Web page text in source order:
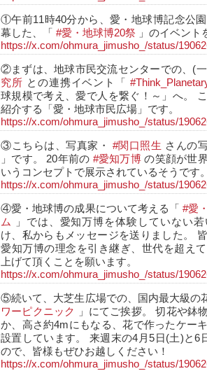
①午前11時40分から、愛・地球博記念公
幕した、「 #愛・地球博20祭 」のイベント
https://x.com/ohmura_jimusho_/status/
②まずは、地球市民交流センターでの、(
究所 との連携イベント「
球規模で考え、愛で人を繋ぐ！～」へ。
紹介する「愛・地球市民広場」です。
https://x.com/ohmura_jimusho_/status/
③こちらは、写真家・ #関口照生 さんの
」です。 20年前の #愛知万博 の笑顔が世
いうコンセプトで展示されているそうです
https://x.com/ohmura_jimusho_/status/
④愛・地球博の成果について考える「#愛
ム
」では、愛知万博を体験していない
け、私からもメッセージを送りました。
愛知万博の理念を引き継ぎ、世代を超え
上げて頂くことを願います。
https://x.com/ohmura_jimusho_/status/
⑤続いて、大芝生広場での、国内最大級の
ワーピクニック
」にてご挨拶。 切花や鉢
か、高さ約4mにもなる、花で作ったケー
設置しています。 来週末の4月5日(土)と6
ので、皆様もぜひお越しください！
https://x.com/ohmura_jimusho_/status/